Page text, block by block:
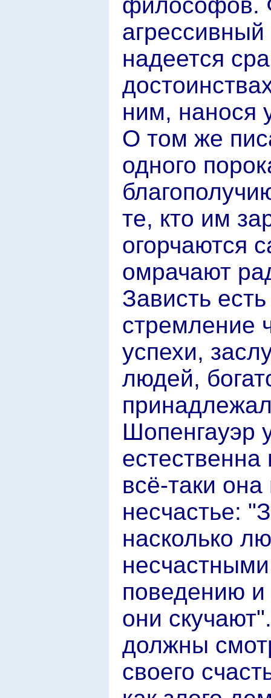
агрессивный
надеется
ним, нанося
О том же
одного
те, кто им
огорчаются
омрачают
Зависть
стремление
успехи,
людей,
Шопенгауэр
естественна
всё-таки
несчастье:
насколько
поведению
они
должны
своего